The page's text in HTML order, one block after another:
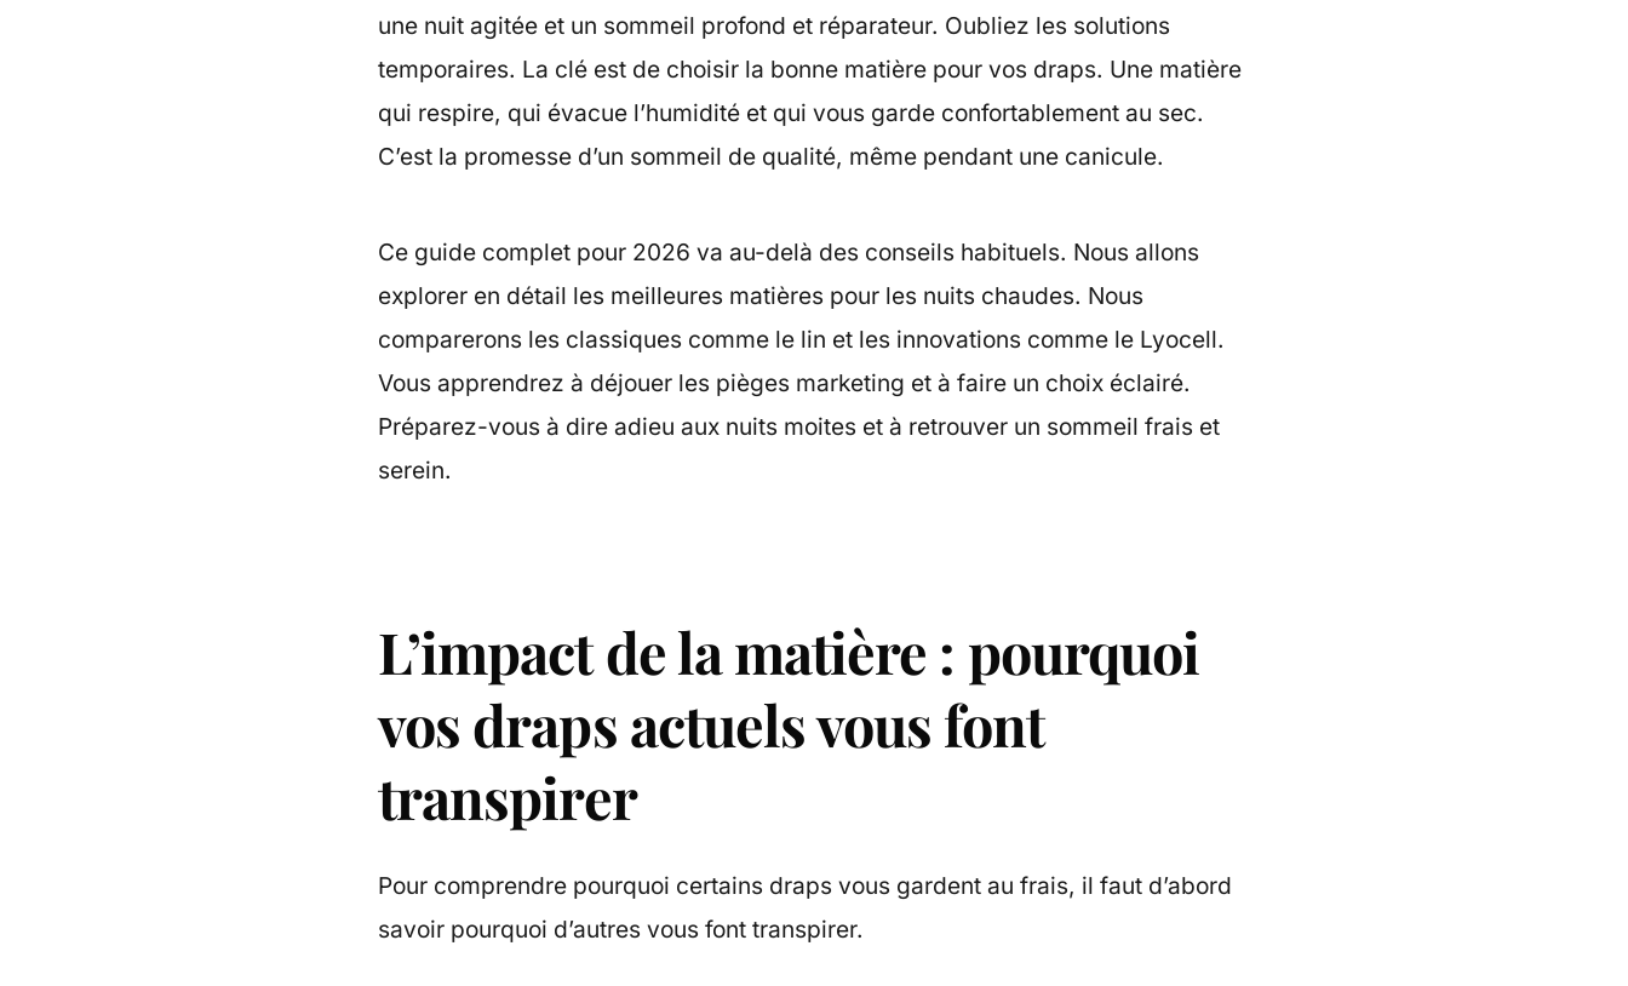
une nuit agitée et un sommeil profond et réparateur. Oubliez les solutions
temporaires. La clé est de choisir la bonne matière pour vos draps. Une matière
qui respire, qui évacue l’humidité et qui vous garde confortablement au sec.
C’est la promesse d’un sommeil de qualité, même pendant une canicule.
Ce guide complet pour 2026 va au-delà des conseils habituels. Nous allons
explorer en détail les meilleures matières pour les nuits chaudes. Nous
comparerons les classiques comme le lin et les innovations comme le Lyocell.
Vous apprendrez à déjouer les pièges marketing et à faire un choix éclairé.
Préparez-vous à dire adieu aux nuits moites et à retrouver un sommeil frais et
serein.
L’impact de la matière : pourquoi
vos draps actuels vous font
transpirer
Pour comprendre pourquoi certains draps vous gardent au frais, il faut d’abord
savoir pourquoi d’autres vous font transpirer.